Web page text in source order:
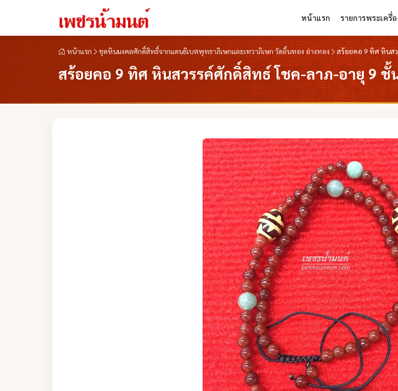
หน้าแรก รายการพระเครื่อ
หน้าแรก ชุดหินมงคลศักดิ์สิทธิ์จากแดนธิเบตพุทธาภิเษกและเทวาภิเษก วัดลิ้นทอง อ่างทอง สร้อยคอ 9 ทิศ หินส
สร้อยคอ 9 ทิศ หินสวรรค์ศักดิ์สิทธ์ โชค-ลาภ-อายุ 9 ชั้